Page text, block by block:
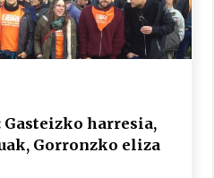
tailerraren audioa
25
irratia, podcastak
Gasteizko harresia,
Gorronzko eliza